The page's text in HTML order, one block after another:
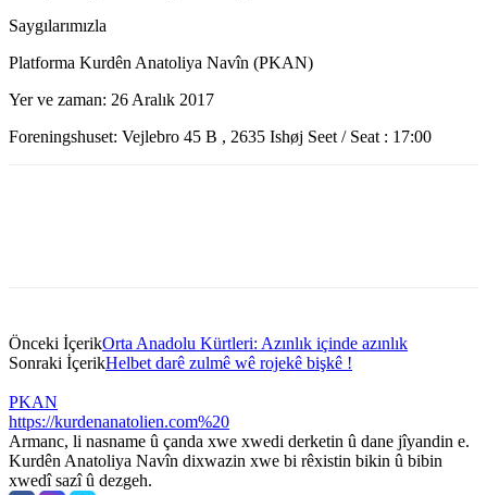
Saygılarımızla
Platforma Kurdên Anatoliya Navîn (PKAN)
Yer ve zaman: 26 Aralık 2017
Foreningshuset: Vejlebro 45 B , 2635 Ishøj Seet / Seat : 17:00
Önceki İçerikOrta Anadolu Kürtleri: Azınlık içinde azınlık
Sonraki İçerikHelbet darê zulmê wê rojekê bişkê !
PKAN
https://kurdenanatolien.com%20
Armanc, li nasname û çanda xwe xwedi derketin û dane jîyandin e.
Kurdên Anatoliya Navîn dixwazin xwe bi rêxistin bikin û bibin
xwedî sazî û dezgeh.